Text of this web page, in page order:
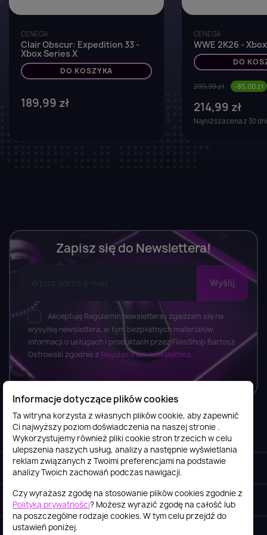
CENEGA
Clair Obscur: Expedition 33 -
Xbox Series X
DO KOSZYKA
189,99 zł
CENEGA
WWE 2K26 -
DO
299,99 zł -85,00 zł
214,99 zł
Najniższa cena z 30
Zapisz się do Newslettera!
Akceptuję Regulamin newslettera i zgadzam się na
wysyłkę newslettera, w tym bezpłatnych materiałów,
informacji o usługach i produktach przez FilesShop Bartosz
Ostrowski zgodnie z Regulaminem newslettera.
Informacje
Obsługa klienta
Szybki kontakt keyboard_arrow_down
Informacje dotyczące plików cookies
Ta witryna korzysta z własnych plików cookie, aby zapewnić
Ci najwyższy poziom doświadczenia na naszej stronie .
Wykorzystujemy również pliki cookie stron trzecich w celu
ulepszenia naszych usług, analizy a następnie wyświetlania
reklam związanych z Twoimi preferencjami na podstawie
analizy Twoich zachowań podczas nawigacji.
Czy wyrażasz zgodę na stosowanie plików cookies zgodnie z
Polityką prywatności? Możesz wyrazić zgodę na całość lub
na poszczególne rodzaje cookies. W tym celu przejdź do
ustawień poniżej.